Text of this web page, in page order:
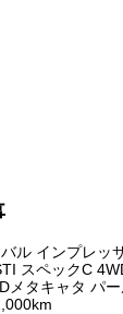
ル インプレッ
スペックC
メタキャタ パ